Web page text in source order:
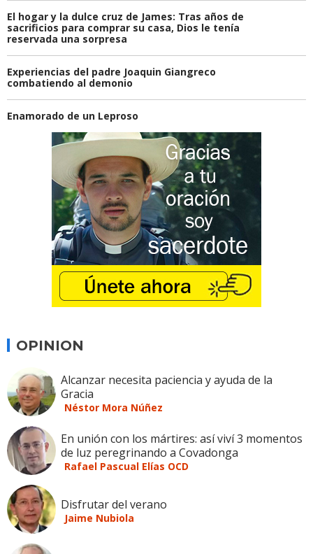
El hogar y la dulce cruz de James: Tras años de
sacrificios para comprar su casa, Dios le tenía
reservada una sorpresa
Experiencias del padre Joaquin Giangreco
combatiendo al demonio
Enamorado de un Leproso
OPINION
Alcanzar necesita paciencia y ayuda de la
Gracia
Néstor Mora Núñez
En unión con los mártires: así viví 3 momentos
de luz peregrinando a Covadonga
Rafael Pascual Elías OCD
Disfrutar del verano
Jaime Nubiola